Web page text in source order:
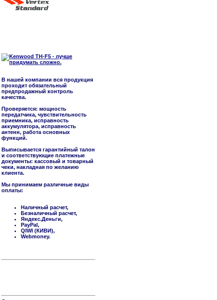
В нашей компании вся продукция
проходит обязательный
предпродажный контроль
качества.
Проверяется: мощность
передатчика, чувствительность
приемника, исправность
аккумулятора, исправность
антенн, работа основных
функций.
Выписывается гарантийный талон
и соответствующие платежные
документы: кассовый и товарный
чеки, накладная по желанию
клиента.
Мы принимаем различные виды
оплаты:
Наличный расчет,
Безналичный расчет,
Яндекс.Деньги,
PayPal,
QIWI (КИВИ),
Webmoney.